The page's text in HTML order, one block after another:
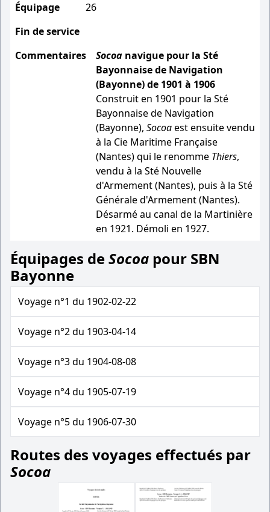
Équipage
26
Fin de service
Commentaires
Socoa navigue pour la Sté
Bayonnaise de Navigation
(Bayonne) de 1901 à 1906
Construit en 1901 pour la Sté
Bayonnaise de Navigation
(Bayonne), Socoaest ensuite vendu
à la Cie Maritime Française
(Nantes) qui le renomme Thiers,
vendu à la Sté Nouvelle
d'Armement (Nantes), puis à la Sté
Générale d'Armement (Nantes).
Désarmé au canal de la Martinière
en 1921. Démoli en 1927.
Équipages deSocoa pour SBN
Bayonne
Voyage n°1 du 1902-02-22
Voyage n°2 du 1903-04-14
Voyage n°3 du 1904-08-08
Voyage n°4 du 1905-07-19
Voyage n°5 du 1906-07-30
Routes des voyages effectués par
Socoa